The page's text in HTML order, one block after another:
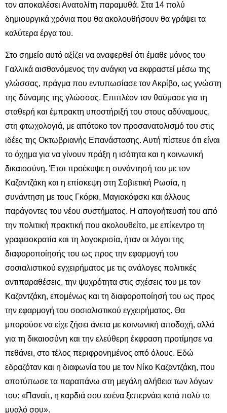
τον αποκαλέσει Ανατολίτη παραμυθά. Στα 14 πολύ
δημιουργικά χρόνια που θα ακολουθήσουν θα γράψει τα
καλύτερα έργα του.
Στο σημείο αυτό αξίζει να αναφερθεί ότι έμαθε μόνος του
Γαλλικά αισθανόμενος την ανάγκη να εκφραστεί μέσω της
γλώσσας, πράγμα που εντυπωσίασε τον Ακρίβο, ως γνώστη
της δύναμης της γλώσσας. Επιπλέον τον θαύμασε για τη
σταθερή και έμπρακτη υποστήριξή του στους αδύναμους,
στη φτωχολογιά, με απότοκο τον προσανατολισμό του στις
ιδέες της Οκτωβριανής Επανάστασης. Αυτή πίστευε ότι είναι
το όχημα για να γίνουν πράξη η ισότητα και η κοινωνική
δικαιοσύνη. Έτσι προέκυψε η συνάντησή του με τον
Καζαντζάκη και η επίσκεψη στη Σοβιετική Ρωσία, η
συνάντηση με τους Γκόρκι, Μαγιακόφσκι και άλλους
παράγοντες του νέου συστήματος. Η απογοήτευσή του από
την πολιτική πρακτική που ακολουθείτο, με επίκεντρο τη
γραφειοκρατία και τη λογοκρισία, ήταν οι λόγοι της
διαφοροποίησής του ως προς την εφαρμογή του
σοσιαλιστικού εγχειρήματος με τις ανάλογες πολιτικές
αντιπαραθέσεις, την ψυχρότητα στις σχέσεις του με τον
Καζαντζάκη, επομένως και τη διαφοροποίησή του ως προς
την εφαρμογή του σοσιαλιστικού εγχειρήματος. Θα
μπορούσε να είχε ζήσει άνετα με κοινωνική αποδοχή, αλλά
για τη δικαιοσύνη και την ελεύθερη έκφραση προτίμησε να
πεθάνει, στο τέλος περιφρονημένος από όλους. Εδώ
εδραζόταν και η διαφωνία του με τον Νίκο Καζαντζάκη, που
αποτύπωσε τα παραπάνω στη μεγάλη αλήθεια των λόγων
του: «Παναΐτ, η καρδιά σου εσένα ξεπερνάει κατά πολύ το
μυαλό σου».